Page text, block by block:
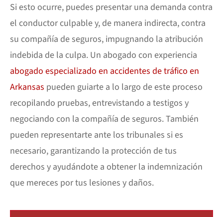
Si esto ocurre, puedes presentar una demanda contra
el conductor culpable y, de manera indirecta, contra
su compañía de seguros, impugnando la atribución
indebida de la culpa. Un abogado con experiencia
abogado especializado en accidentes de tráfico en
Arkansas pueden guiarte a lo largo de este proceso
recopilando pruebas, entrevistando a testigos y
negociando con la compañía de seguros. También
pueden representarte ante los tribunales si es
necesario, garantizando la protección de tus
derechos y ayudándote a obtener la indemnización
que mereces por tus lesiones y daños.